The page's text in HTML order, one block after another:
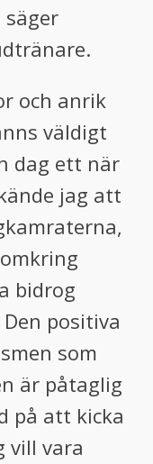
och anrik
väldigt
dag ett när
jag att
bidrog
positiva
som
är påtaglig
på att kicka
vill vara